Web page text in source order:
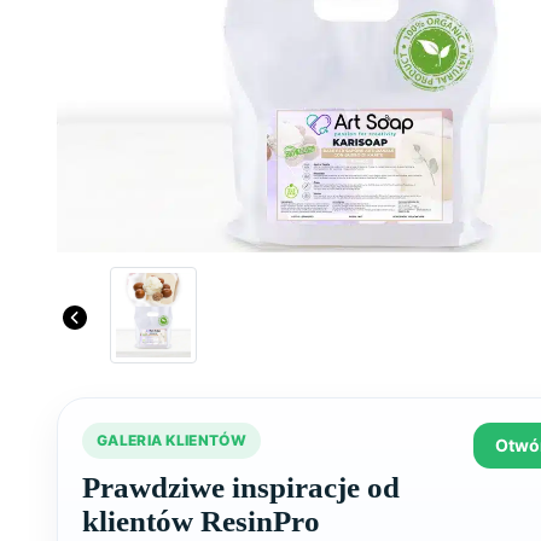
GALERIA KLIENTÓW
Prawdziwe inspiracje od
klientów ResinPro